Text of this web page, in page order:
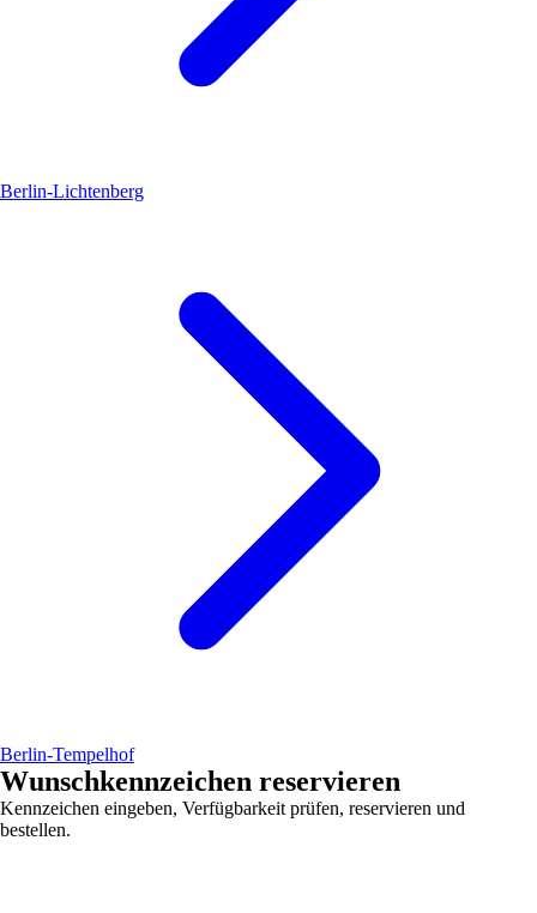
Berlin-Lichtenberg
Berlin-Tempelhof
Wunschkennzeichen reservieren
Kennzeichen eingeben, Verfügbarkeit prüfen, reservieren und
bestellen.